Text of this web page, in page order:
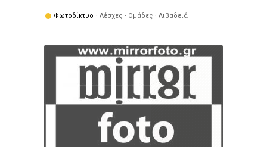
Φωτοδίκτυο · Λέσχες - Ομάδες · Λιβαδειά